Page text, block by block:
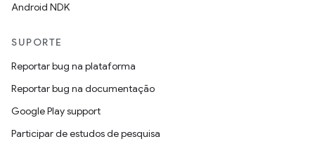
Android NDK
SUPORTE
Reportar bug na plataforma
Reportar bug na documentação
Google Play support
Participar de estudos de pesquisa